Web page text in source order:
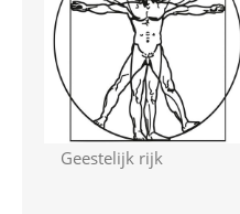
Geestelijk rijk